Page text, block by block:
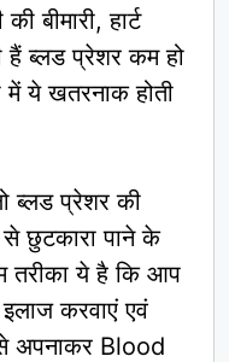
बीमारी, हार्ट
हैं ब्लड प्रेशर कम हो
ये खतरनाक होती
ब्लड प्रेशर की
छुटकारा पाने के
तरीका ये है कि आप
करवाएं एवं
अपनाकर Blood